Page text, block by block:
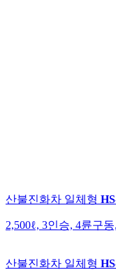
산불진화차 일체형
2,500ℓ, 3인승, 4륜구
산불진화차 일체형